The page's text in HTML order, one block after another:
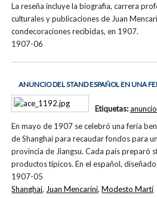
La reseña incluye la biografia, carrera
culturales y publicaciones de Juan
condecoraciones recibidas, en 1907.
1907-06
ANUNCIO DEL STAND ESPAÑOL EN UNA
En mayo de 1907 se celebró una feria
de Shanghai para recaudar fondos para
provincia de Jiangsu. Cada país preparó
productos típicos. En el español,
1907-05
Etiquetas:
Shanghai, Juan Mencarini,Modesto Martí